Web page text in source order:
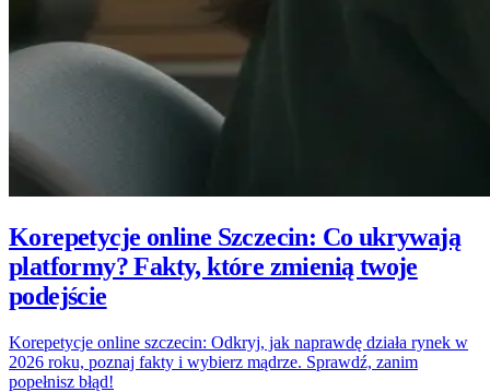
Korepetycje online Szczecin: Co ukrywają
platformy? Fakty, które zmienią twoje
podejście
Korepetycje online szczecin: Odkryj, jak naprawdę działa rynek w
2026 roku, poznaj fakty i wybierz mądrze. Sprawdź, zanim
popełnisz błąd!